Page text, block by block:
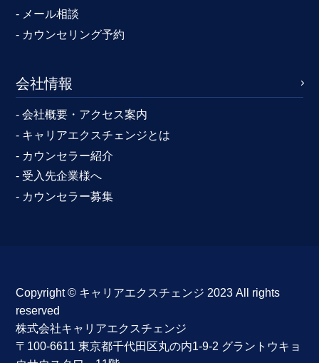
- メール相談
- カウンセリング予約
会社情報
- 会社概要・アクセス案内
- キャリアエクスチェンジとは
- カウンセラー紹介
- 受入先企業様へ
- カウンセラー募集
Copyright ©︎ キャリアエクスチェンジ 2023 All rights
reserved
株式会社キャリアエクスチェンジ
〒100-6611 東京都千代田区丸の内1-9-2 グラントウキョ